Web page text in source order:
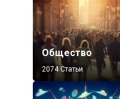
Общество
2074 Статьи